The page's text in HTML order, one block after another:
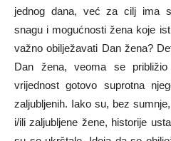
jednog dana, već za cilj ima
snagu i mogućnosti žena koje
važno obilježavati Dan žena?
Dan žena, veoma se
vrijednost gotovo suprotna
zaljubljenih. Iako su, bez
i/ili zaljubljene žene, historije